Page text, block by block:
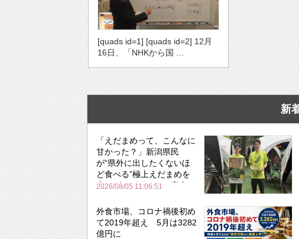
[quads id=1] [quads id=2] 12月
16日、「NHKから国 …
新
「えだまめって、こんなに
甘かった？」新潟県民
が“県外に出したくないほ
ど食べる”極上えだまめを
森のビアガーデンで実食
2026/08/05 11:06:51
外食市場、コロナ禍後初め
て2019年超え 5月は3282
億円に